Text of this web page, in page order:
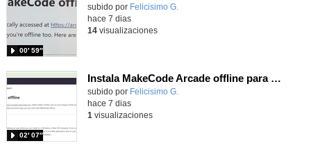
Contenido educativo.
subido por Felicisimo G.
00′ 59″
hace 7 dias
14visualizaciones
Instala MakeCode Arcade offline para programar grandes juegos sin necesidad de Internet
Contenido educativo.
subido por Felicisimo G.
02′ 07″
hace 7 dias
1 visualizaciones